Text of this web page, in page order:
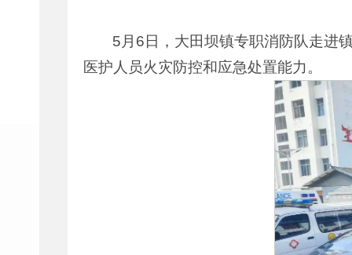
5月6日，大田坝镇专职消防队走进
医护人员火灾防控和应急处置能力。